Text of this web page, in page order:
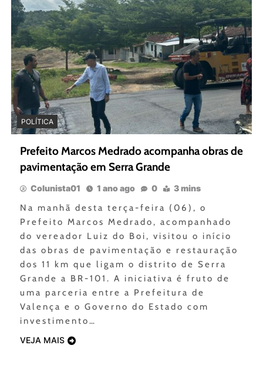
POLÍTICA
Prefeito Marcos Medrado acompanha obras de
pavimentação em Serra Grande
Colunista01 1 ano ago 0 3 mins
Na manhã desta terça-feira (06), o
Prefeito Marcos Medrado, acompanhado
do vereador Luiz do Boi, visitou o início
das obras de pavimentação e restauração
dos 11 km que ligam o distrito de Serra
Grande a BR-101. A iniciativa é fruto de
uma parceria entre a Prefeitura de
Valença e o Governo do Estado com
investimento…
VEJA MAIS